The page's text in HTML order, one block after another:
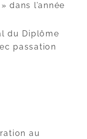
dans l’année
du Diplôme
passation
au